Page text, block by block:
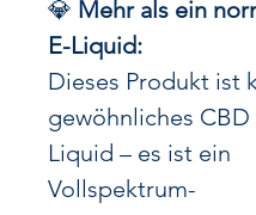
💎 Mehr als ein
E-Liquid:
Dieses Produkt ist
gewöhnliches CBD
Liquid – es ist ein
Vollspektrum-